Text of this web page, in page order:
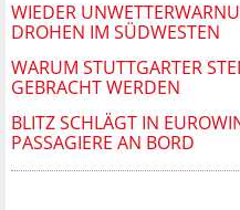
WIEDER
DROHEN IM SÜDWESTEN
WARUM STUTTGARTER
GEBRACHT WERDEN
BLITZ SCHLÄGT IN
PASSAGIERE AN BORD